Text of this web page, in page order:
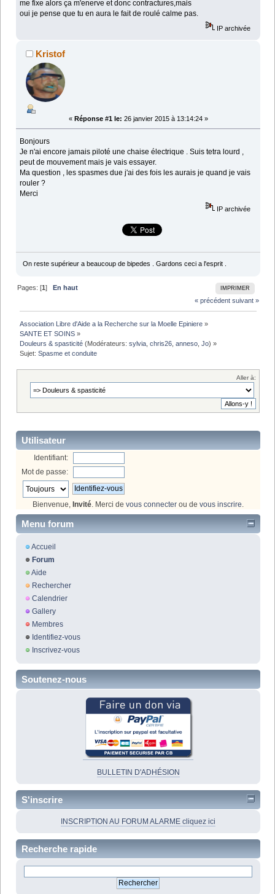
me fixe alors ça m'enerve et donc contractures,mais
oui je pense que tu en aura le fait de roulé calme pas.
IP archivée
Kristof
« Réponse #1 le: 26 janvier 2015 à 13:14:24 »
Bonjours
Je n'ai encore jamais piloté une chaise électrique . Suis tetra lourd ,
peut de mouvement mais je vais essayer.
Ma question , les spasmes due j'ai des fois les aurais je quand je vais
rouler ?
Merci
IP archivée
On reste supérieur a beaucoup de bipedes . Gardons ceci a l'esprit .
IMPRIMER
Pages: [1]En haut
« précédent suivant »
Association Libre d'Aide a la Recherche sur la Moelle Epiniere »
SANTE ET SOINS »
Douleurs & spasticité (Modérateurs:sylvia ,chris26 ,anneso ,Jo) »
Sujet:Spasme et conduite
Aller à:
Utilisateur
Identifiant:
Mot de passe:
Bienvenue, Invité . Merci de vous connecter ou de vous inscrire
Menu forum
Accueil
Forum
Aide
Rechercher
Calendrier
Gallery
Membres
Identifiez-vous
Inscrivez-vous
Soutenez-nous
BULLETIN D'ADHÉSION
S'inscrire
INSCRIPTION AU FORUM ALARME cliquez ici
Recherche rapide